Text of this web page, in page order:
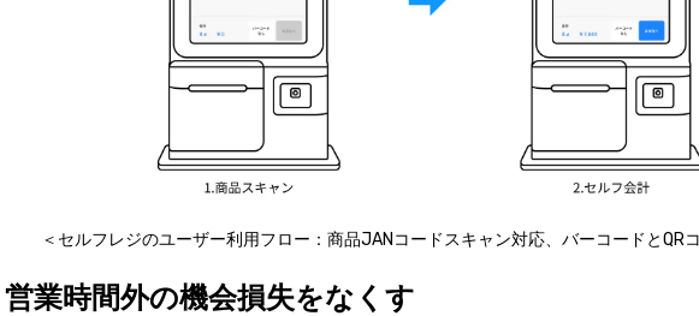
＜セルフレジのユーザー利用フロー：商品JANコードスキャン対応、バーコードとQR
営業時間外の機会損失をなくす